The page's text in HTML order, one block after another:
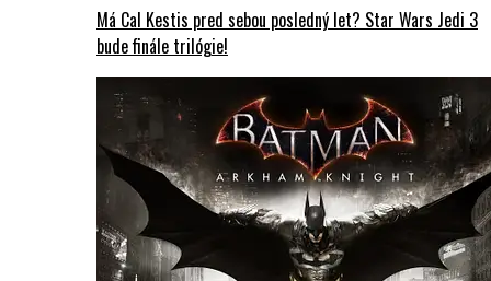
Má Cal Kestis pred sebou posledný let? Star Wars Jedi 3
bude finále trilógie!